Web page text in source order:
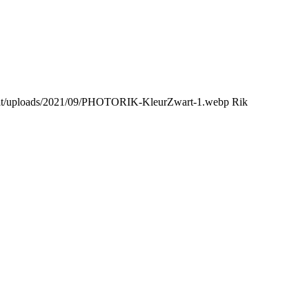
uploads/2021/09/PHOTORIK-KleurZwart-1.webp Rik